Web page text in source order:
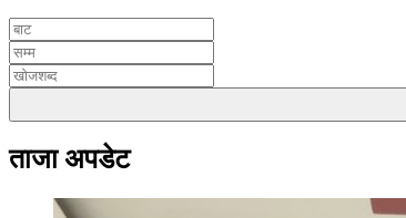
ताजा अपडेट